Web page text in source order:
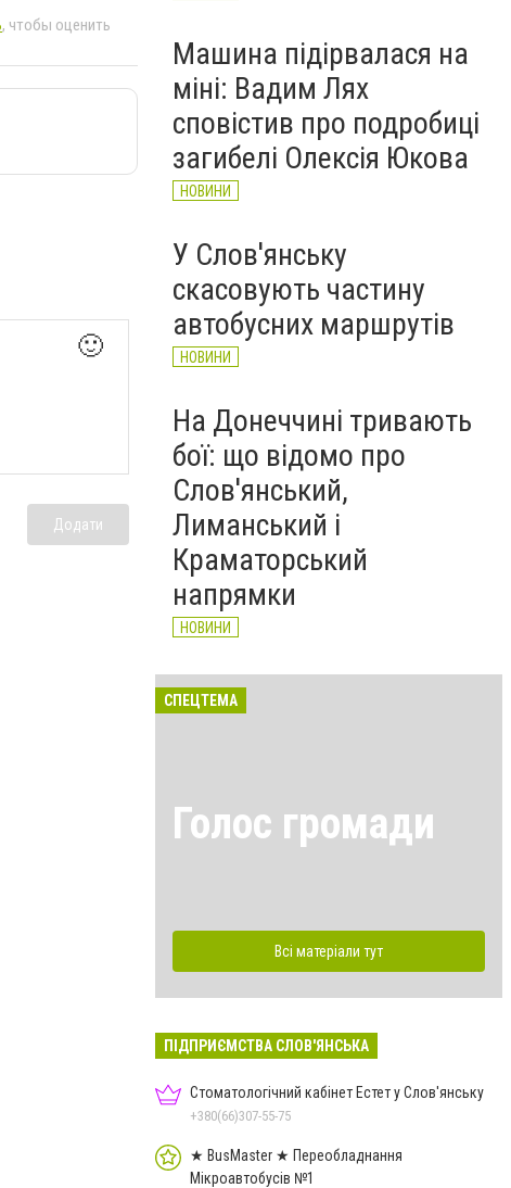
, чтобы оценить
🙂
Додати
Машина підірвалася на
міні: Вадим Лях
сповістив про подробиці
загибелі Олексія Юкова
НОВИНИ
У Слов'янську
скасовують частину
автобусних маршрутів
НОВИНИ
На Донеччині тривають
бої: що відомо про
Слов'янський,
Лиманський і
Краматорський
напрямки
НОВИНИ
СПЕЦТЕМА
Голос громади
Всі матеріали тут
ПІДПРИЄМСТВА СЛОВ'ЯНСЬКА
Стоматологічний кабінет Естет у Слов'янську
+380(66)307-55-75
★ BusMaster ★ Переобладнання
Мікроавтобусів №1